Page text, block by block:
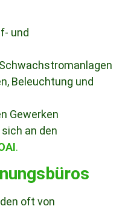
und
Beleuchtung und
Gewerken
an den
.
oft von